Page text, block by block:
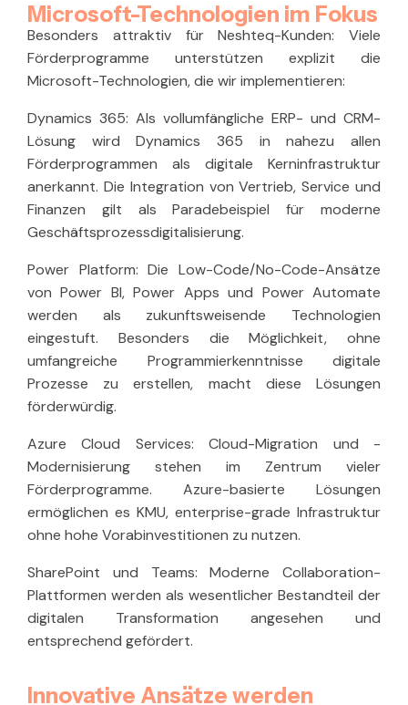
Microsoft-Technologien im Fokus
Besonders attraktiv für Neshteq-Kunden: Viele
Förderprogramme unterstützen explizit die
Microsoft-Technologien, die wir implementieren:
Dynamics 365: Als vollumfängliche ERP- und CRM-
Lösung wird Dynamics 365 in nahezu allen
Förderprogrammen als digitale Kerninfrastruktur
anerkannt. Die Integration von Vertrieb, Service und
Finanzen gilt als Paradebeispiel für moderne
Geschäftsprozessdigitalisierung.
Power Platform: Die Low-Code/No-Code-Ansätze
von Power BI, Power Apps und Power Automate
werden als zukunftsweisende Technologien
eingestuft. Besonders die Möglichkeit, ohne
umfangreiche Programmierkenntnisse digitale
Prozesse zu erstellen, macht diese Lösungen
förderwürdig.
Azure Cloud Services: Cloud-Migration und -
Modernisierung stehen im Zentrum vieler
Förderprogramme. Azure-basierte Lösungen
ermöglichen es KMU, enterprise-grade Infrastruktur
ohne hohe Vorabinvestitionen zu nutzen.
SharePoint und Teams: Moderne Collaboration-
Plattformen werden als wesentlicher Bestandteil der
digitalen Transformation angesehen und
entsprechend gefördert.
Innovative Ansätze werden